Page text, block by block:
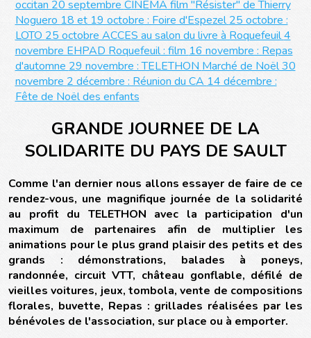
occitan 20 septembre CINEMA film "Résister" de Thierry
Noguero 18 et 19 octobre : Foire d'Espezel25 octobre :
LOTO 25 octobre ACCES au salon du livre à Roquefeuil4
novembre EHPAD Roquefeuil : film 16 novembre : Repas
d'automne 29 novembre : TELETHON Marché de Noël 30
novembre 2 décembre : Réunion du CA 14 décembre :
Fête de Noël des enfants
GRANDE JOURNEE DE LA
SOLIDARITE DU PAYS DE SAULT
Comme l'an dernier nous allons essayer de faire de ce
rendez-vous, une magnifique journée de la solidarité
au profit du TELETHON avec la participation d'un
maximum de partenaires afin de multiplier les
animations pour le plus grand plaisir des petits et des
grands : démonstrations, balades à poneys,
randonnée, circuit VTT, château gonflable, défilé de
vieilles voitures, jeux, tombola, vente de compositions
florales, buvette, Repas : grillades réalisées par les
bénévoles de l'association, sur place ou à emporter.